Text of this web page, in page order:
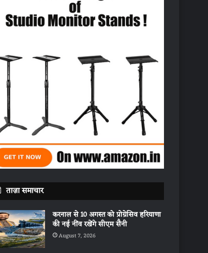
ताज़ा समाचार
करनाल से 10 अगस्त को प्रोग्रेसिव हरियाणा
की नई नींव रखेंगे सीएम सैनी
August 7, 2026